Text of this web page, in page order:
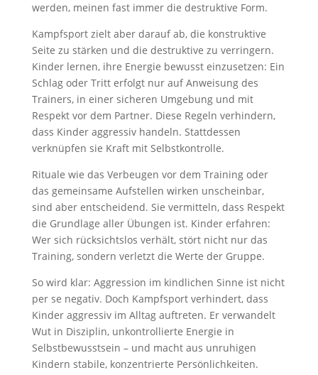
werden, meinen fast immer die destruktive Form.
Kampfsport zielt aber darauf ab, die konstruktive
Seite zu stärken und die destruktive zu verringern.
Kinder lernen, ihre Energie bewusst einzusetzen: Ein
Schlag oder Tritt erfolgt nur auf Anweisung des
Trainers, in einer sicheren Umgebung und mit
Respekt vor dem Partner. Diese Regeln verhindern,
dass Kinder aggressiv handeln. Stattdessen
verknüpfen sie Kraft mit Selbstkontrolle.
Rituale wie das Verbeugen vor dem Training oder
das gemeinsame Aufstellen wirken unscheinbar,
sind aber entscheidend. Sie vermitteln, dass Respekt
die Grundlage aller Übungen ist. Kinder erfahren:
Wer sich rücksichtslos verhält, stört nicht nur das
Training, sondern verletzt die Werte der Gruppe.
So wird klar: Aggression im kindlichen Sinne ist nicht
per se negativ. Doch Kampfsport verhindert, dass
Kinder aggressiv im Alltag auftreten. Er verwandelt
Wut in Disziplin, unkontrollierte Energie in
Selbstbewusstsein – und macht aus unruhigen
Kindern stabile, konzentrierte Persönlichkeiten.